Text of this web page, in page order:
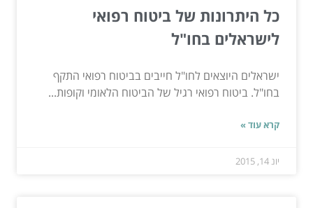
כל היתרונות של ביטוח רפואי
לישראלים בחו"ל
ישראלים היוצאים לחו"ל חייבים בביטוח רפואי התקף
בחו"ל. ביטוח רפואי רגיל של הביטוח הלאומי וקופות...
קרא עוד »
יונ 14, 2015